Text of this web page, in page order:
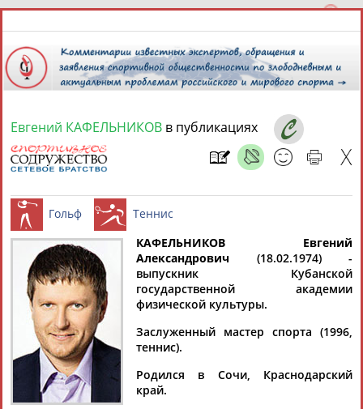
9 августа 2026 года,
СПОРТСМЕНЫ, ТРЕНЕРЫ И СПЕЦИАЛИСТЫ
Найдено: 13181персон Расширенный поиск
Аслаудин
АБАЕВ
Елена
АБАИМОВА
Мария
АБАКУМОВА
Юлия
Евгений КАФЕЛЬНИКОВ в публикациях
Гольф Теннис
КАФЕЛЬНИКОВ Евгений
Александрович (18.02.1974) -
выпускник Кубанской
государственной академии
физической культуры.
Заслуженный мастер спорта (1996,
теннис).
Родился в Сочи, Краснодарский
край.